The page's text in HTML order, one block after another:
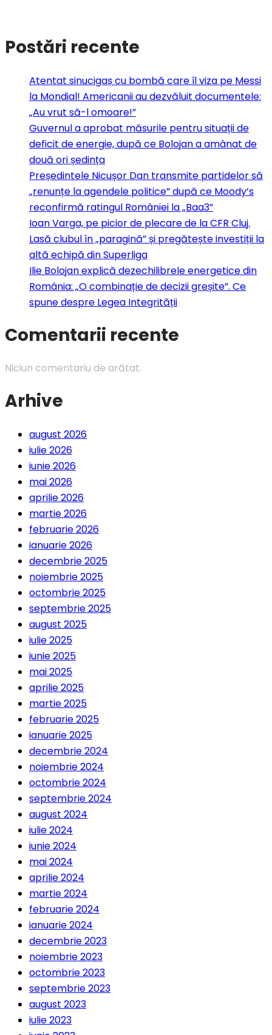
Postări recente
Atentat sinucigaș cu bombă care îl viza pe Messi
la Mondial! Americanii au dezvăluit documentele:
„Au vrut să-l omoare!”
Guvernul a aprobat măsurile pentru situații de
deficit de energie, după ce Bolojan a amânat de
două ori ședința
Președintele Nicușor Dan transmite partidelor să
„renunțe la agendele politice” după ce Moody’s
reconfirmă ratingul României la „Baa3”
Ioan Varga, pe picior de plecare de la CFR Cluj.
Lasă clubul în „paragină” și pregătește investiții la
altă echipă din Superliga
Ilie Bolojan explică dezechilibrele energetice din
România: „O combinație de decizii greșite”. Ce
spune despre Legea Integrității
Comentarii recente
Niciun comentariu de arătat.
Arhive
august 2026
iulie 2026
iunie 2026
mai 2026
aprilie 2026
martie 2026
februarie 2026
ianuarie 2026
decembrie 2025
noiembrie 2025
octombrie 2025
septembrie 2025
august 2025
iulie 2025
iunie 2025
mai 2025
aprilie 2025
martie 2025
februarie 2025
ianuarie 2025
decembrie 2024
noiembrie 2024
octombrie 2024
septembrie 2024
august 2024
iulie 2024
iunie 2024
mai 2024
aprilie 2024
martie 2024
februarie 2024
ianuarie 2024
decembrie 2023
noiembrie 2023
octombrie 2023
septembrie 2023
august 2023
iulie 2023